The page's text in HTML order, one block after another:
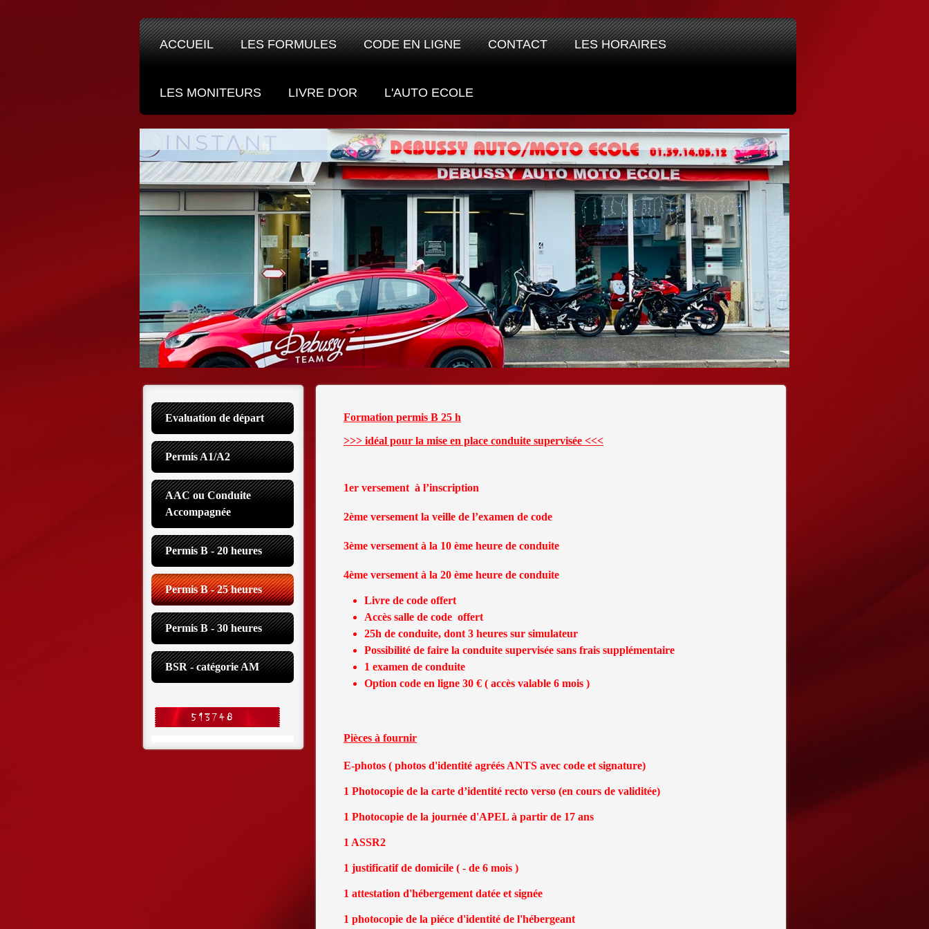
ACCUEIL LES FORMULES CODE EN LIGNE CONTACT LES HORAIRES
LES MONITEURS LIVRE D'OR L'AUTO ECOLE
Evaluation de départ
Permis A1/A2
AAC ou Conduite
Accompagnée
Permis B - 20 heures
Permis B - 25 heures
Permis B - 30 heures
BSR - catégorie AM
Formation permis B 25 h
>>> idéal pour la mise en place conduite supervisée <<<
1er versement à l’inscription
2ème versement la veille de l’examen de code
3ème versement à la 10 ème heure de conduite
4ème versement à la 20 ème heure de conduite
Livre de code offert
Accès salle de code offert
25h de conduite, dont 3 heures sur simulateur
Possibilité de faire la conduite supervisée sans frais supplémentaire
1 examen de conduite
Option code en ligne 30 € ( accès valable 6 mois )
Pièces à fournir
E-photos ( photos d'identité agréés ANTS avec code et signature)
1 Photocopie de la carte d’identité recto verso (en cours de validitée)
1 Photocopie de la journée d'APEL à partir de 17 ans
1 ASSR2
1 justificatif de domicile ( - de 6 mois )
1 attestation d'hébergement datée et signée
1 photocopie de la piéce d'identité de l'hébergeant